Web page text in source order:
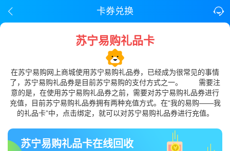
卡券兑换
苏宁易购礼品卡
在苏宁易购网上商城使用苏宁易购礼品券，已经成为很常见的事情
了，苏宁易购礼品券是目前苏宁易购的支付方式之一。 需要注
意的是，在使用苏宁易购礼品券之前，需要对苏宁易购礼品券进行
充值，目前苏宁易购礼品券拥有两种充值方式。在“我的易购——我
的礼品卡”中，点击绑定，就可以对苏宁易购礼品券进行充值。
苏宁易购礼品卡在线回收